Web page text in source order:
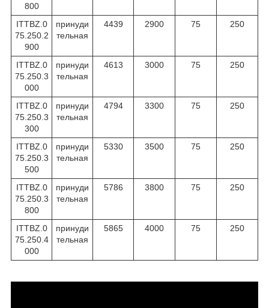
800
ITTBZ.0
75.250.2
900
принуди
тельная
4439 2900 75 250
ITTBZ.0
75.250.3
000
принуди
тельная
4613 3000 75 250
ITTBZ.0
75.250.3
300
принуди
тельная
4794 3300 75 250
ITTBZ.0
75.250.3
500
принуди
тельная
5330 3500 75 250
ITTBZ.0
75.250.3
800
принуди
тельная
5786 3800 75 250
ITTBZ.0
75.250.4
000
принуди
тельная
5865 4000 75 250